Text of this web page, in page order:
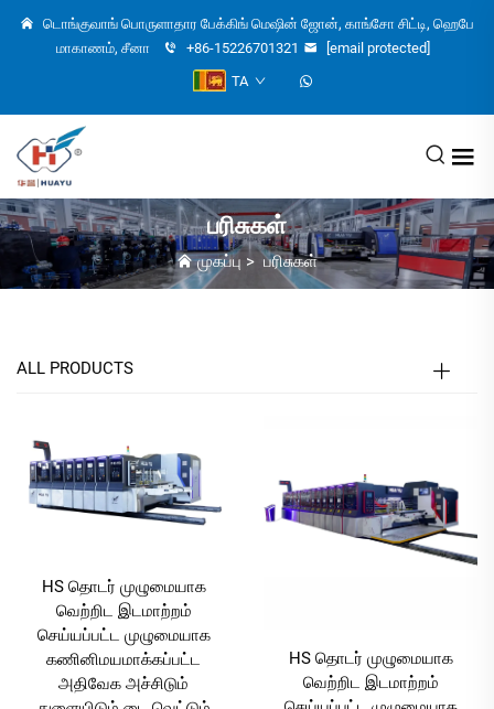
டொங்குவாங் பொருளாதார பேக்கிங் மெஷின் ஜோன், காங்சோ சிட்டி, ஹெபே
மாகாணம், சீனா
+86-15226701321
[email protected]
TA
பரிசுகள்
முகப்பு >பரிசுகள்
ALL PRODUCTS
HS தொடர் முழுமையாக
வெற்றிட இடமாற்றம்
செய்யப்பட்ட முழுமையாக
கணினிமயமாக்கப்பட்ட
அதிவேக அச்சிடும்
HS தொடர் முழுமையாக
வெற்றிட இடமாற்றம்